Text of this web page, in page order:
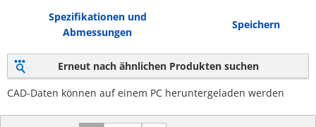
Spezifikationen und
Abmessungen
Speichern
Erneut nach ähnlichen Produkten suchen
CAD-Daten können auf einem PC heruntergeladen werden